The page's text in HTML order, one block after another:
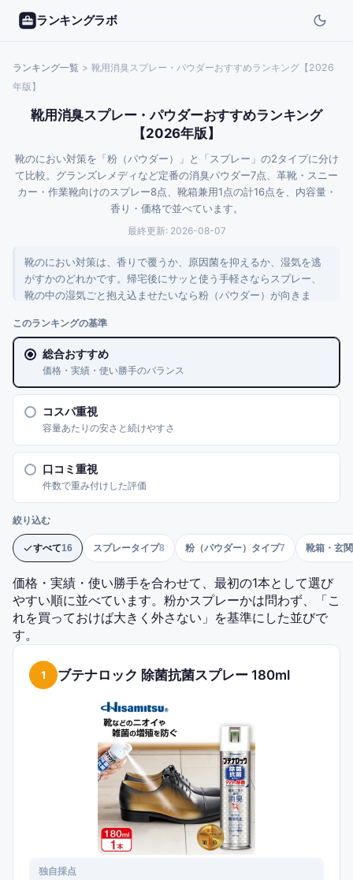
ランキングラボ
ランキング一覧 > 靴用消臭スプレー・パウダーおすすめランキング【2026
年版】
靴用消臭スプレー・パウダーおすすめランキング
【2026年版】
靴のにおい対策を「粉（パウダー）」と「スプレー」の2タイプに分け
て比較。グランズレメディなど定番の消臭パウダー7点、革靴・スニー
カー・作業靴向けのスプレー8点、靴箱兼用1点の計16点を、内容量・
香り・価格で並べています。
最終更新: 2026-08-07
靴のにおい対策は、香りで覆うか、原因菌を抑えるか、湿気を逃
がすかのどれかです。帰宅後にサッと使う手軽さならスプレー、
靴の中の湿気ごと抱え込ませたいなら粉（パウダー）が向きま
量と香りを揃えた比較表付きで整理しました。
このランキングの基準
総合おすすめ
価格・実績・使い勝手のバランス
コスパ重視
容量あたりの安さと続けやすさ
口コミ重視
件数で重み付けした評価
絞り込む
すべて16 スプレータイプ8 粉（パウダー）タイプ7 靴箱・玄
価格・実績・使い勝手を合わせて、最初の1本として選び
やすい順に並べています。粉かスプレーかは問わず、「こ
れを買っておけば大きく外さない」を基準にした並びで
す。
1 ブテナロック 除菌抗菌スプレー 180ml
独自採点